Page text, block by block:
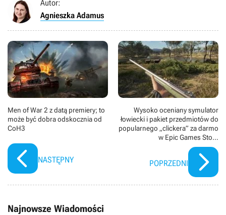
Autor:
Agnieszka Adamus
Men of War 2 z datą premiery; to
może być dobra odskocznia od
CoH3
NASTĘPNY
Wysoko oceniany symulator
łowiecki i pakiet przedmiotów do
popularnego „clickera” za darmo
w Epic Games Store
[Aktualizacja]
POPRZEDNI
Najnowsze Wiadomości